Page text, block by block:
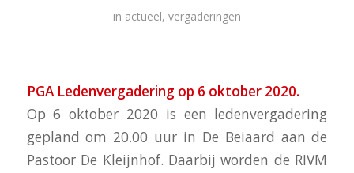
in actueel, vergaderingen
PGA Ledenvergadering op 6 oktober 2020.
Op 6 oktober 2020 is een ledenvergadering
gepland om 20.00 uur in De Beiaard aan de
Pastoor De Kleijnhof. Daarbij worden de RIVM